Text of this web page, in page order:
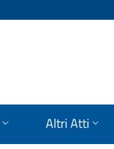
Altri Atti